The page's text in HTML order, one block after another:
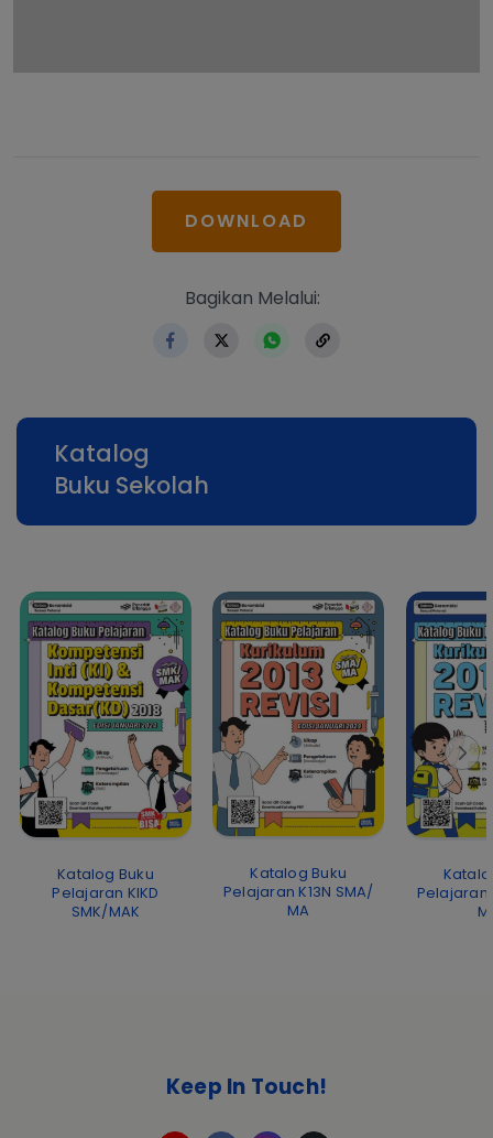
DOWNLOAD
https://
Bagikan Melalui:
Katalog
Buku Sekolah
Katalog Buku
Pelajaran KIKD
SMK/MAK
Katalog Buku
Pelajaran K13N SMA/
MA
Pelajaran
Keep In Touch!